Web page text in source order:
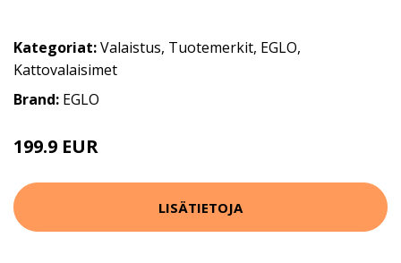
Kategoriat:Valaistus, Tuotemerkit, EGLO,
Kattovalaisimet
Brand: EGLO
199.9 EUR
LISÄTIETOJA